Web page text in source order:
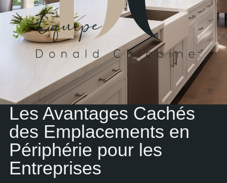
Les Avantages Cachés
des Emplacements en
Périphérie pour les
Entreprises